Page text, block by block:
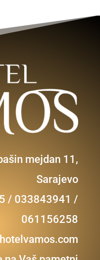
mejdan 11,
Sarajevo
/ 033843941 /
061156258